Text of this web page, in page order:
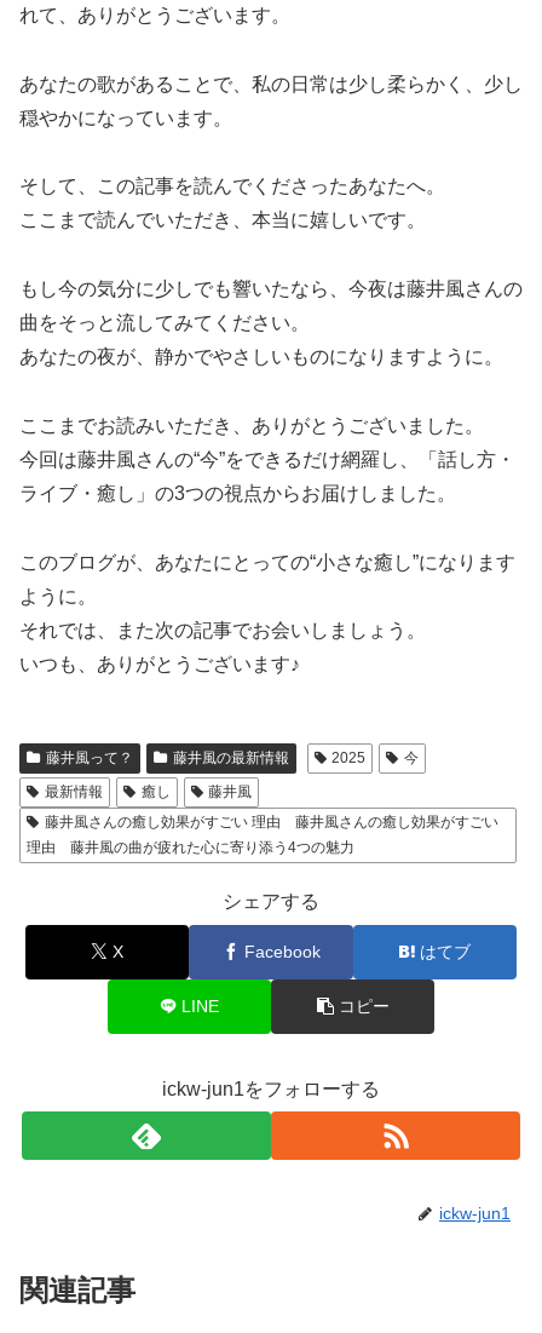
れて、ありがとうございます。
あなたの歌があることで、私の日常は少し柔らかく、少し
穏やかになっています。
そして、この記事を読んでくださったあなたへ。
ここまで読んでいただき、本当に嬉しいです。
もし今の気分に少しでも響いたなら、今夜は藤井風さんの
曲をそっと流してみてください。
あなたの夜が、静かでやさしいものになりますように。
ここまでお読みいただき、ありがとうございました。
今回は藤井風さんの“今”をできるだけ網羅し、「話し方・
ライブ・癒し」の3つの視点からお届けしました。
このブログが、あなたにとっての“小さな癒し”になります
ように。
それでは、また次の記事でお会いしましょう。
いつも、ありがとうございます♪
藤井風って？ 藤井風の最新情報 2025
今
最新情報
癒し
藤井風
藤井風さんの癒し効果がすごい 理由 藤井風さんの癒し効果がすごい
理由 藤井風の曲が疲れた心に寄り添う4つの魅力
シェアする
X Facebook はてブ
LINE コピー
ickw-jun1をフォローする
ickw-jun1
関連記事